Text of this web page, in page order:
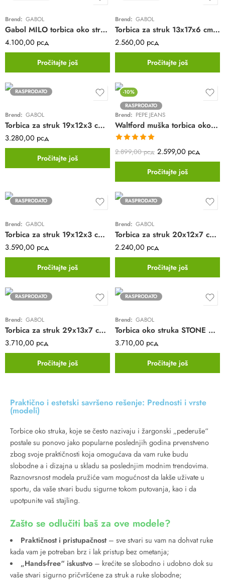
Brend: GABOL
Gabol MILO torbica oko struka | siva | 20x24x3cm
4.100,00 рсд
Pročitajte još
Brend: GABOL
Torbica za struk 13x17x6 cm Crony ECO
2.560,00 рсд
Pročitajte još
RASPRODATO
Brend: GABOL
Torbica za struk 19x12x3 cm Ready
3.280,00 рсд
Pročitajte još
-10%
RASPRODATO
Brend: PEPE JEANS
Waltford muška torbica oko struka Pepe Jeans | tamno siva
Ocenjeno sa
od 5
2.899,00рсд 2.599,00 рсд
Pročitajte još
RASPRODATO
Brend: GABOL
Torbica za struk 19x12x3 cm Flash
3.590,00 рсд
Pročitajte još
RASPRODATO
Brend: GABOL
Torbica za struk 20x12x7 cm Twist ECO
2.240,00 рсд
Pročitajte još
RASPRODATO
Brend: GABOL
Torbica za struk 29x13x7 cm Exit
3.710,00 рсд
Pročitajte još
RASPRODATO
Brend: GABOL
Torbica oko struka STONE Gabol | teget | poliester | 31x13x4cm
3.710,00 рсд
Pročitajte još
Praktično i estetski savršeno rešenje: Prednosti i vrste
(modeli)
Torbice oko struka, koje se često nazivaju i žargonski „pederuše“
postale su ponovo jako popularne poslednjih godina prvenstveno
zbog svoje praktičnosti koja omogućava da vam ruke budu
slobodne a i dizajna u skladu sa poslednjim modnim trendovima.
Raznovrsnost modela pružiće vam mogućnost da lakše uživate u
sportu, da vaše stvari budu sigurne tokom putovanja, kao i da
upotpunite vaš stajling.
Zašto se odlučiti baš za ove modele?
Praktičnost i pristupačnost– sve stvari su vam na dohvat ruke
kada vam je potreban brz i lak pristup bez ometanja;
„Hands-free“ iskustvo– krećite se slobodno i udobno dok su
vaše stvari sigurno pričvršćene za struk a ruke slobodne;